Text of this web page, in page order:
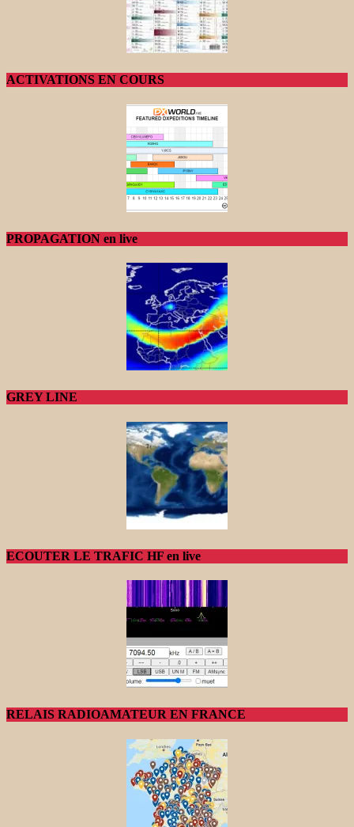
ACTIVATIONS EN COURS
PROPAGATION en live
GREY LINE
ECOUTER LE TRAFIC HF en live
RELAIS RADIOAMATEUR EN FRANCE